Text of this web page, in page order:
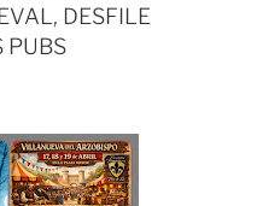
DESFILE
PUBS